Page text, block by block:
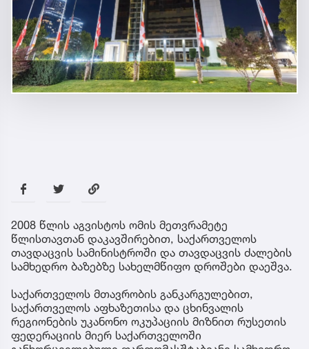
2008 წლის აგვისტოს ომის მეთვრამეტე
წლისთავთან დაკავშირებით, საქართველოს
თავდაცვის სამინისტროში და თავდაცვის ძალების
სამხედრო ბაზებზე სახელმწიფო დროშები დაეშვა.
საქართველოს მთავრობის განკარგულებით,
საქართველოს აფხაზეთისა და ცხინვალის
რეგიონების უკანონო ოკუპაციის მიზნით რუსეთის
ფედერაციის მიერ საქართველოში